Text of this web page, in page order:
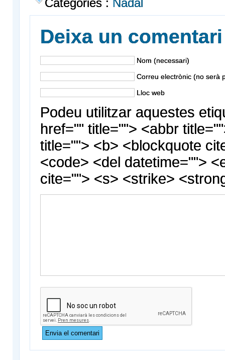
Categories : Nadal
Deixa un comentari
Nom (necessari)
Correu electrònic (no serà
Lloc web
Podeu utilitzar aquestes
href="" title=""> <abbr
title=""> <b> <blockquote
<code> <del datetime="">
cite=""> <s> <strike>